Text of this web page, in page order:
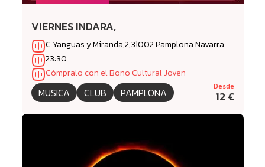
VIERNES INDARA,
C.Yanguas y Miranda,2,31002 Pamplona Navarra
23:30
Cómpralo con el Bono Cultural Joven
MUSICA CLUB PAMPLONA Desde
12 €